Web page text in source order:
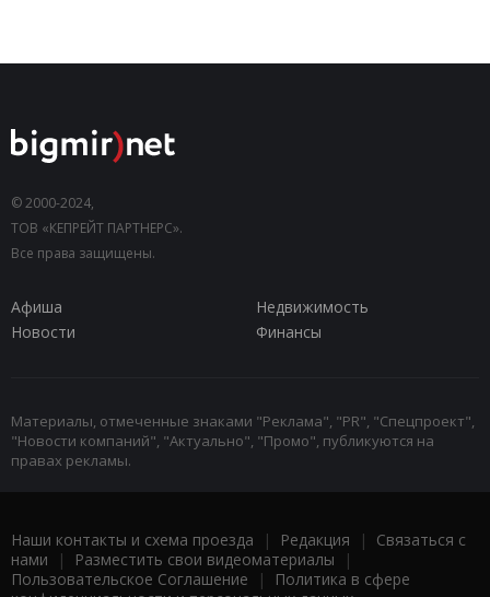
© 2000-2024,
ТОВ «КЕПРЕЙТ ПАРТНЕРС».
Все права защищены.
Афиша
Недвижимость
Новости
Финансы
Материалы, отмеченные знаками "Реклама", "PR", "Спецпроект",
"Новости компаний", "Актуально", "Промо", публикуются на
правах рекламы.
Наши контакты и схема проезда | Редакция | Связаться с
нами | Разместить свои видеоматериалы |
Пользовательское Соглашение |
Политика в сфере